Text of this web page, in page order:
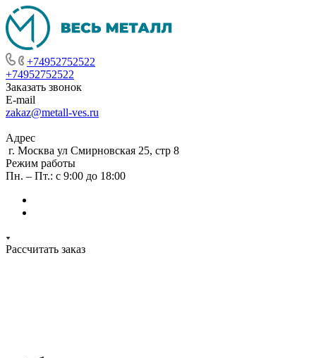
+74952752522
+74952752522
Заказать звонок
E-mail
zakaz@metall-ves.ru
Адрес
г. Москва ул Смирновская 25, стр 8
Режим работы
Пн. – Пт.: с 9:00 до 18:00
Рассчитать заказ